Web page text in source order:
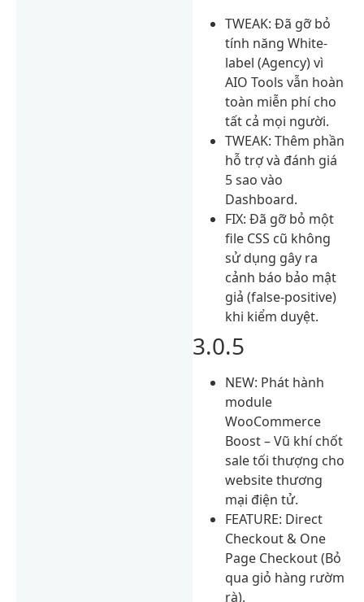
TWEAK: Đã gỡ bỏ
tính năng White-
label (Agency) vì
AIO Tools vẫn hoàn
toàn miễn phí cho
tất cả mọi người.
TWEAK: Thêm phần
hỗ trợ và đánh giá
5 sao vào
Dashboard.
FIX: Đã gỡ bỏ một
file CSS cũ không
sử dụng gây ra
cảnh báo bảo mật
giả (false-positive)
khi kiểm duyệt.
3.0.5
NEW: Phát hành
module
WooCommerce
Boost – Vũ khí chốt
sale tối thượng cho
website thương
mại điện tử.
FEATURE: Direct
Checkout & One
Page Checkout (Bỏ
qua giỏ hàng rườm
rà).